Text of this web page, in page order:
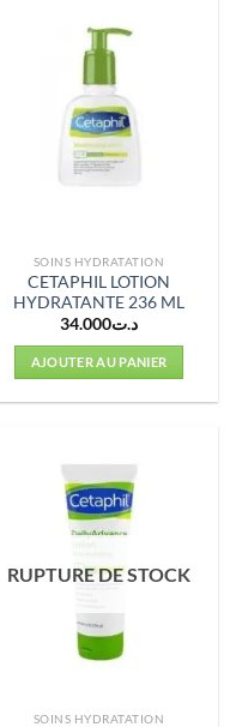
SOINS HYDRATATION
CETAPHIL LOTION
HYDRATANTE 236 ML
د.ت34.000
AJOUTER AU PANIER
RUPTURE DE STOCK
SOINS HYDRATATION